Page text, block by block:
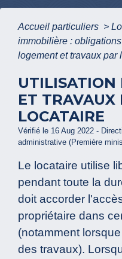
Accueil particuliers >
immobilière :
logement et travaux par
UTILISATION
ET TRAVAUX
LOCATAIRE
Vérifié le 16 Aug 2022 -
administrative (Première
Le locataire utilise
pendant toute la
doit accorder
propriétaire dans
(notamment
des travaux).